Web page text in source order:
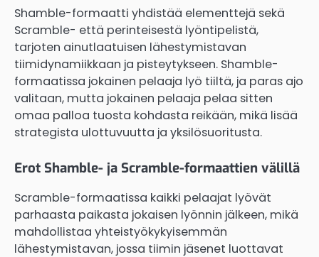
Shamble-formaatti yhdistää elementtejä sekä
Scramble- että perinteisestä lyöntipelistä,
tarjoten ainutlaatuisen lähestymistavan
tiimidynamiikkaan ja pisteytykseen. Shamble-
formaatissa jokainen pelaaja lyö tiiltä, ja paras ajo
valitaan, mutta jokainen pelaaja pelaa sitten
omaa palloa tuosta kohdasta reikään, mikä lisää
strategista ulottuvuutta ja yksilösuoritusta.
Erot Shamble- ja Scramble-formaattien välillä
Scramble-formaatissa kaikki pelaajat lyövät
parhaasta paikasta jokaisen lyönnin jälkeen, mikä
mahdollistaa yhteistyökykyisemmän
lähestymistavan, jossa tiimin jäsenet luottavat